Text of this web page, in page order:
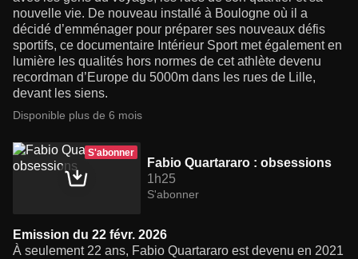
nouvelle vie. De nouveau installé à Boulogne où il a
décidé d’emménager pour préparer ses nouveaux défis
sportifs, ce documentaire Intérieur Sport met également en
lumière les qualités hors normes de cet athlète devenu
recordman d’Europe du 5000m dans les rues de Lille,
devant les siens.
Disponible plus de 6 mois
S'abonner
Fabio Quartararo : obsessions
1h25
S'abonner
Emission du 22 févr. 2026
À seulement 22 ans, Fabio Quartararo est devenu en 2021